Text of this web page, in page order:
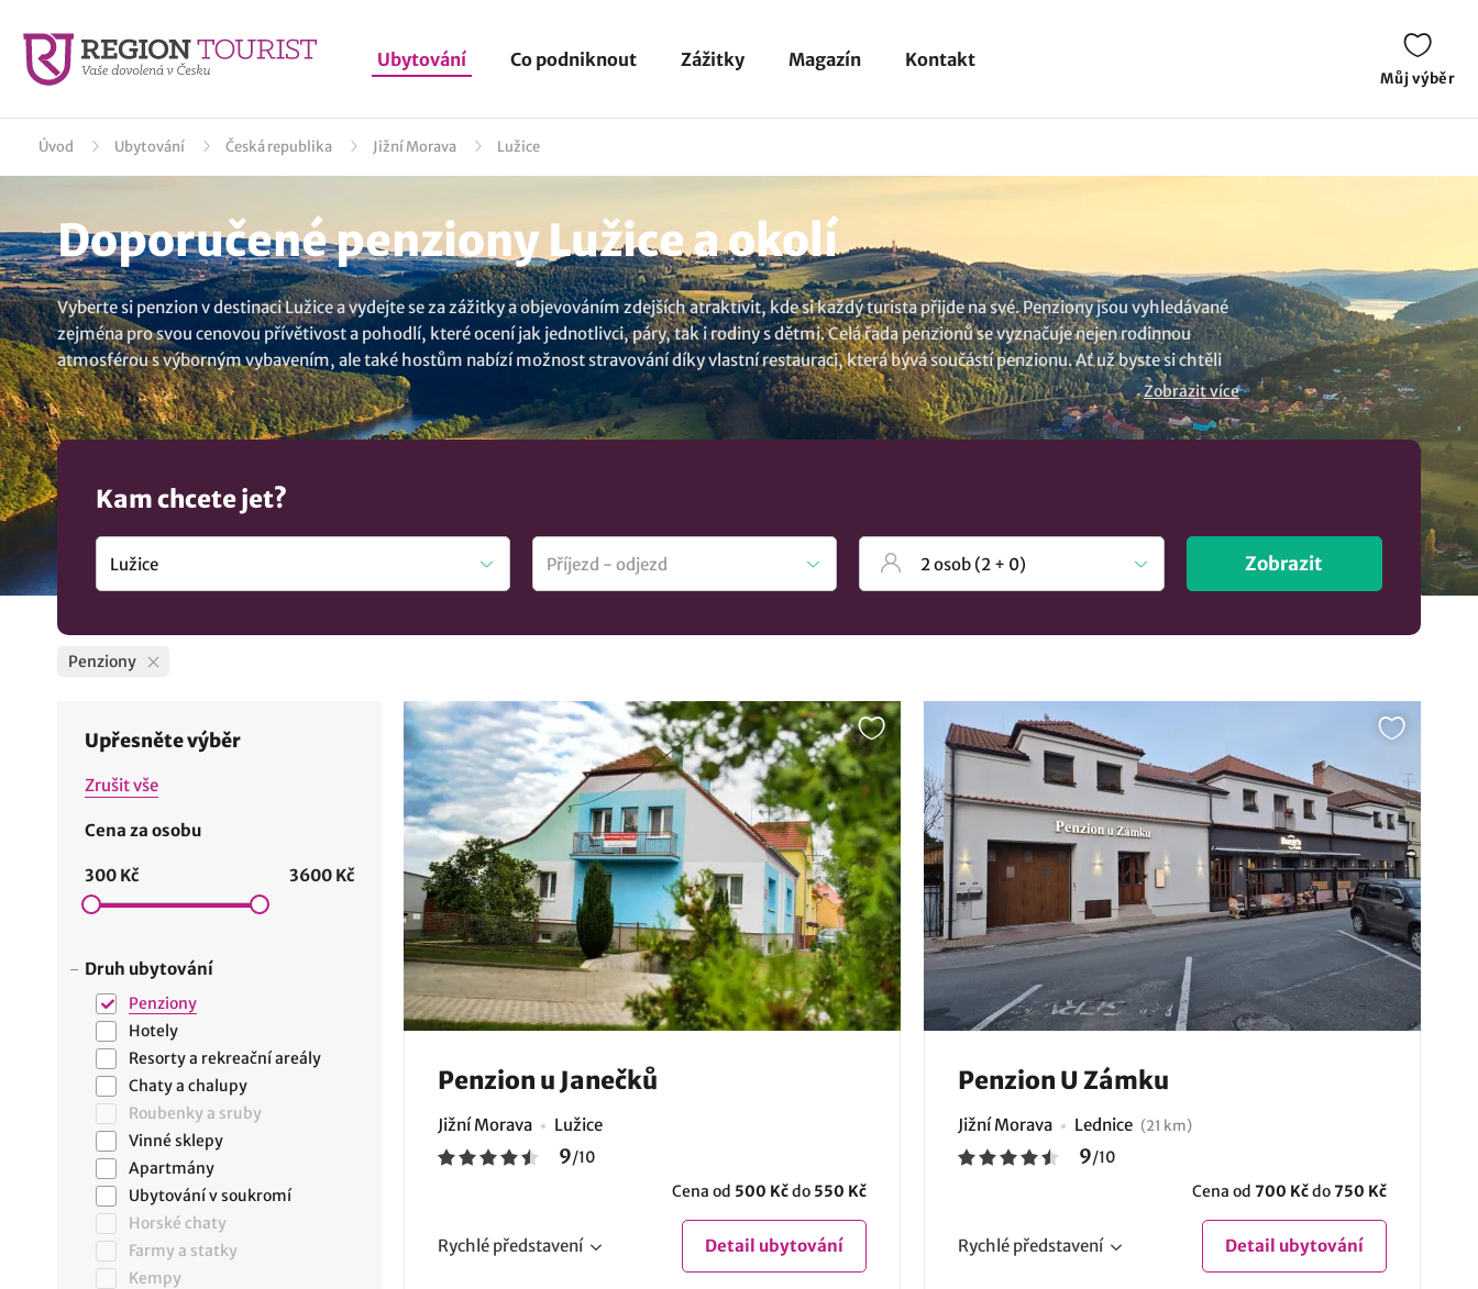
Ubytování Co podniknout Zážitky Magazín Kontakt
Můj výběr
Úvod Ubytování Česká republika Jižní Morava Lužice
Doporučené penziony Lužice a okolí
Vyberte si penzion v destinaci Lužice a vydejte se za zážitky a objevováním zdejších atraktivit, kde si každý turista přijde na své. Penziony jsou vyhledávané
zejména pro svou cenovou přívětivost a pohodlí, které ocení jak jednotlivci, páry, tak i rodiny s dětmi. Celá řada penzionů se vyznačuje nejen rodinnou
atmosférou s výborným vybavením, ale také hostům nabízí možnost stravování díky vlastní restauraci, která bývá součástí penzionu. Ať už byste si chtěli
užít chvíle odpočinku a relaxace nebo poznat obec Lužice, určitě si vyberete. Nenašli jste co hledáte? Koukněte na všechnaubytování v lokalitě Lužice..
Zobrazit více
Kam chcete jet?
Zobrazit
Penziony
Upřesněte výběr
Zrušit vše
Cena za osobu
300 Kč 3600 Kč
Druh ubytování
Penziony
Hotely
Resorty a rekreační areály
Chaty a chalupy
Roubenky a sruby
Vinné sklepy
Apartmány
Ubytování v soukromí
Horské chaty
Farmy a statky
Kempy
Penzion u Janečků
Jižní Morava Lužice
9/10
Cena od 500 Kčdo 550 Kč
Rychlé představení Detail ubytování
Penzion U Zámku
Jižní Morava Lednice (21 km)
9/10
Cena od 700 Kčdo750 Kč
Rychlé představení Detail ubytování